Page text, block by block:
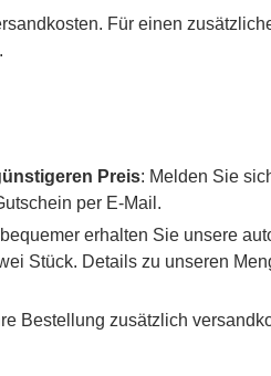
Für einen
Preis: Melden Sie
per E-Mail.
erhalten Sie unsere
Stück. Details zu unseren
Bestellung zusätzlich